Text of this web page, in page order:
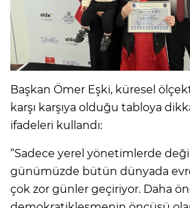
Başkan Ömer Eşki, küresel
karşı karşıya olduğu tabloya
ifadeleri kullandı:
“Sadece yerel yönetimlerde
günümüzde bütün dünyada
çok zor günler geçiriyor. Daha